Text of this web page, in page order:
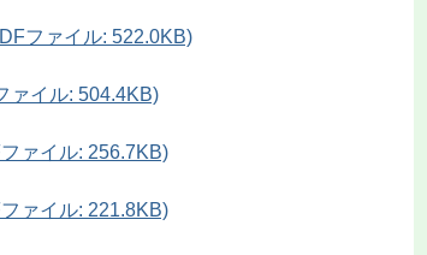
ファイル: 522.0KB)
ァイル: 504.4KB)
ァイル: 256.7KB)
ァイル: 221.8KB)